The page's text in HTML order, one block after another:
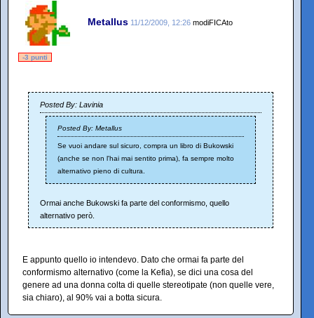
Metallus 11/12/2009, 12:26 modiFICAto
-3 punti
Posted By: Lavinia
Posted By: Metallus
Se vuoi andare sul sicuro, compra un libro di Bukowski
(anche se non l'hai mai sentito prima), fa sempre molto
alternativo pieno di cultura.
Ormai anche Bukowski fa parte del conformismo, quello
alternativo però.
E appunto quello io intendevo. Dato che ormai fa parte del
conformismo alternativo (come la Kefia), se dici una cosa del
genere ad una donna colta di quelle stereotipate (non quelle vere,
sia chiaro), al 90% vai a botta sicura.